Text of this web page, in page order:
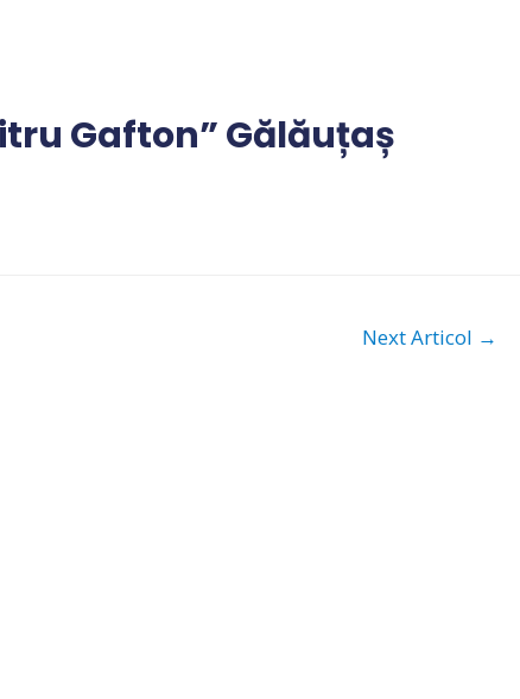
Gafton” Gălăuțaș
Next Articol →